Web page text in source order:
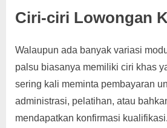
Ciri-ciri Lowongan
Walaupun ada banyak variasi
palsu biasanya memiliki ciri khas
sering kali meminta pembayaran
administrasi, pelatihan, atau
mendapatkan konfirmasi